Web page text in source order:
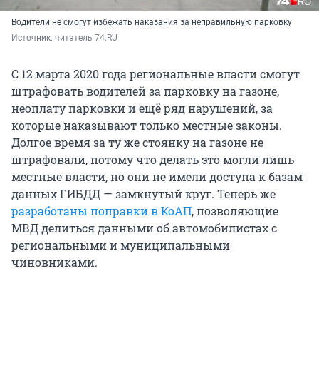
Водители не смогут избежать наказания за неправильную парковку
Источник: читатель 74.RU
С 12 марта 2020 года региональные власти смогут
штрафовать водителей за парковку на газоне,
неоплату парковки и ещё ряд нарушений, за
которые наказывают только местные законы.
Долгое время за ту же стоянку на газоне не
штрафовали, потому что делать это могли лишь
местные власти, но они не имели доступа к базам
данных ГИБДД — замкнутый круг. Теперь же
разработаны поправки в КоАП, позволяющие
МВД делиться данными об автомобилистах с
региональными и муниципальными
чиновниками.